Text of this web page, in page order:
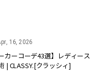
16, 2026
カーコーデ43選】レディース
| CLASSY.[クラッシィ]